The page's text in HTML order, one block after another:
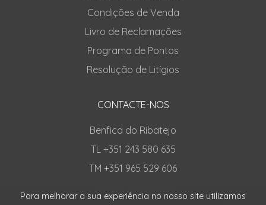
Condições de Venda
Livro de Reclamações
Programa de Pontos
Resolução de Litígios
CONTACTE-NOS
Benfica do Ribatejo
TL +351 243 580 635
TM +351 965 529 606
Para melhorar a sua experiência no nosso site utilizamos